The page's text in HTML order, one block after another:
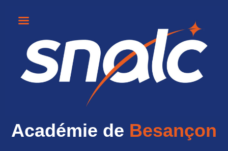
Académie de Besançon